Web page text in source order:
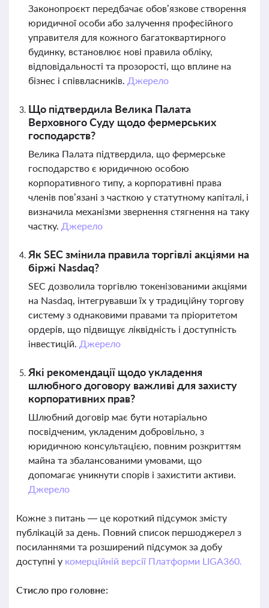
Законопроєкт передбачає обов’язкове створення
юридичної особи або залучення професійного
управителя для кожного багатоквартирного
будинку, встановлює нові правила обліку,
відповідальності та прозорості, що вплине на
бізнес і співвласників. Джерело
Що підтвердила Велика Палата
Верховного Суду щодо фермерських
господарств?
Велика Палата підтвердила, що фермерське
господарство є юридичною особою
корпоративного типу, а корпоративні права
членів пов’язані з часткою у статутному капіталі, і
визначила механізми звернення стягнення на таку
частку. Джерело
Як SEC змінила правила торгівлі акціями на
біржі Nasdaq?
SEC дозволила торгівлю токенізованими акціями
на Nasdaq, інтегрувавши їх у традиційну торгову
систему з однаковими правами та пріоритетом
ордерів, що підвищує ліквідність і доступність
інвестицій. Джерело
Які рекомендації щодо укладення
шлюбного договору важливі для захисту
корпоративних прав?
Шлюбний договір має бути нотаріально
посвідченим, укладеним добровільно, з
юридичною консультацією, повним розкриттям
майна та збалансованими умовами, що
допомагає уникнути спорів і захистити активи.
Джерело
Кожне з питань — це короткий підсумок змісту
публікацій за день. Повний список першоджерел з
посиланнями та розширений підсумок за добу
доступні у комерційній версії Платформи LIGA360.
Стисло про головне: